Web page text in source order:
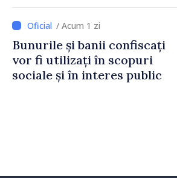
Irlandei de Nord, Fern
Horine / Acum 1 zi
Bunurile și banii confiscați
vor fi utilizați în scopuri
sociale și în interes public